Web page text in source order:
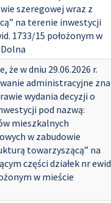
szeregowej wraz z
na terenie inwestycji
1733/15 położonym w
w dniu 29.06.2026 r.
administracyjne
wydania decyzji o
pod nazwą:
mieszkalnych
w zabudowie
towarzyszącą” na
części działek nr
w mieście